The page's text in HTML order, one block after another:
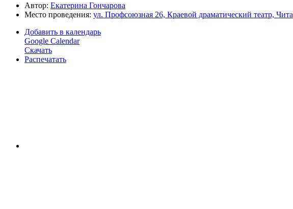
Автор: Екатерина Гончарова
Место проведения: ул. Профсоюзная 26, Краевой драматический театр, Чита
Добавить в календарь
Google Calendar
Скачать
Распечатать